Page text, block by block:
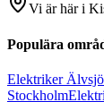
Vi är här i
Populära
Elektriker Älvsjö
Stockholm